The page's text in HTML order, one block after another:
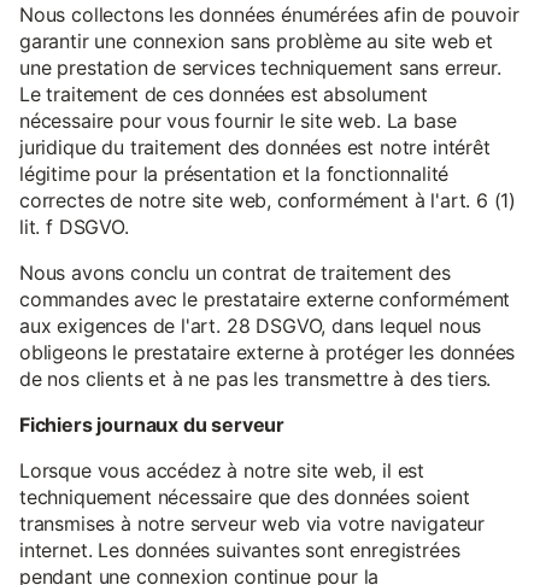
Nous collectons les données énumérées afin de pouvoir
garantir une connexion sans problème au site web et
une prestation de services techniquement sans erreur.
Le traitement de ces données est absolument
nécessaire pour vous fournir le site web. La base
juridique du traitement des données est notre intérêt
légitime pour la présentation et la fonctionnalité
correctes de notre site web, conformément à l'art. 6 (1)
lit. f DSGVO.
Nous avons conclu un contrat de traitement des
commandes avec le prestataire externe conformément
aux exigences de l'art. 28 DSGVO, dans lequel nous
obligeons le prestataire externe à protéger les données
de nos clients et à ne pas les transmettre à des tiers.
Fichiers journaux du serveur
Lorsque vous accédez à notre site web, il est
techniquement nécessaire que des données soient
transmises à notre serveur web via votre navigateur
internet. Les données suivantes sont enregistrées
pendant une connexion continue pour la